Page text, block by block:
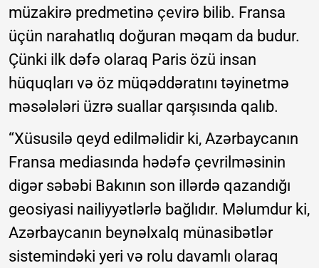
müzakirə predmetinə çevirə bilib. Fransa
üçün narahatlıq doğuran məqam da budur.
Çünki ilk dəfə olaraq Paris özü insan
hüquqları və öz müqəddəratını təyinetmə
məsələləri üzrə suallar qarşısında qalıb.
“Xüsusilə qeyd edilməlidir ki, Azərbaycanın
Fransa mediasında hədəfə çevrilməsinin
digər səbəbi Bakının son illərdə qazandığı
geosiyasi nailiyyətlərlə bağlıdır. Məlumdur ki,
Azərbaycanın beynəlxalq münasibətlər
sistemindəki yeri və rolu davamlı olaraq